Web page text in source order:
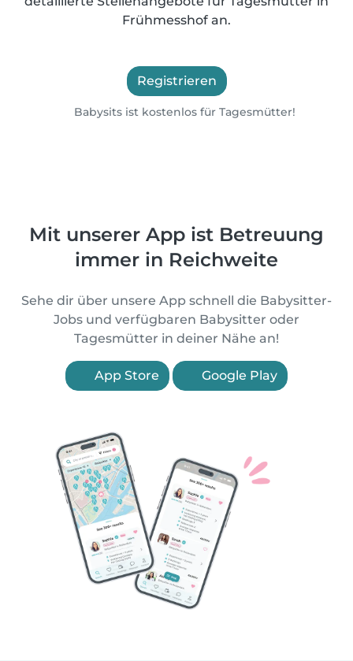
Frühmesshof an.
Registrieren
Babysits ist kostenlos für Tagesmütter!
Mit unserer App ist Betreuung
immer in Reichweite
Sehe dir über unsere App schnell die Babysitter-
Jobs und verfügbaren Babysitter oder
Tagesmütter in deiner Nähe an!
App Store Google Play